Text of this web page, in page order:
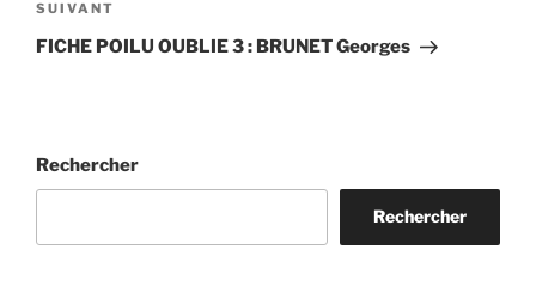
Article
suivant
SUIVANT
FICHE POILU OUBLIE 3 : BRUNET Georges
Rechercher
Rechercher